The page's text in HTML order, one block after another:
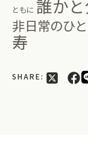
ともに 誰か
非日常のひ
寿
SHARE: